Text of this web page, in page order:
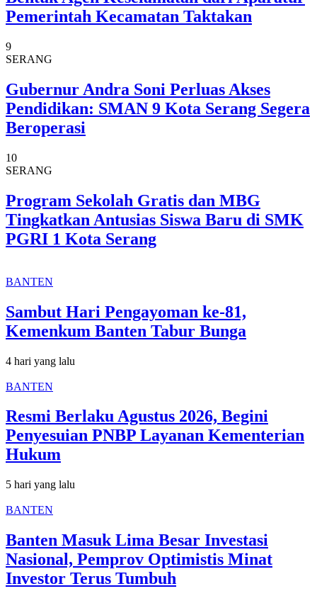
Pemerintah Kecamatan Taktakan
9
SERANG
Gubernur Andra Soni Perluas Akses
Pendidikan: SMAN 9 Kota Serang Segera
Beroperasi
10
SERANG
Program Sekolah Gratis dan MBG
Tingkatkan Antusias Siswa Baru di SMK
PGRI 1 Kota Serang
BANTEN
Sambut Hari Pengayoman ke-81,
Kemenkum Banten Tabur Bunga
4 hari yang lalu
BANTEN
Resmi Berlaku Agustus 2026, Begini
Penyesuian PNBP Layanan Kementerian
Hukum
5 hari yang lalu
BANTEN
Banten Masuk Lima Besar Investasi
Nasional, Pemprov Optimistis Minat
Investor Terus Tumbuh